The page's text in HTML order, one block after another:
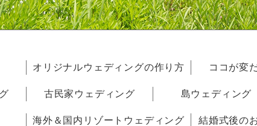
オリジナルウェディングの作り方 ココが変
古民家ウェディング 島ウェディング
海外＆国内リゾートウェディング 結婚式後の